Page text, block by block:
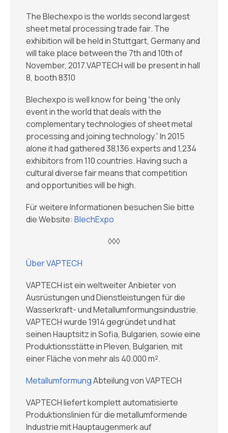
The Blechexpo is the worlds second largest
sheet metal processing trade fair. The
exhibition will be held in Stuttgart, Germany and
will take place between the 7th and 10th of
November, 2017.VAPTECH will be present in hall
8, booth 8310
Blechexpo is well know for being “the only
event in the world that deals with the
complementary technologies of sheet metal
processing and joining technology.” In 2015
alone it had gathered 38,136 experts and 1,234
exhibitors from 110 countries. Having such a
cultural diverse fair means that competition
and opportunities will be high.
Für weitere Informationen besuchen Sie bitte
die Website: BlechExpo
◊◊◊
Über VAPTECH
VAPTECH ist ein weltweiter Anbieter von
Ausrüstungen und Dienstleistungen für die
Wasserkraft- und Metallumformungsindustrie.
VAPTECH wurde 1914 gegründet und hat
seinen Hauptsitz in Sofia, Bulgarien, sowie eine
Produktionsstätte in Pleven, Bulgarien, mit
einer Fläche von mehr als 40.000 m².
MetallumformungAbteilung von VAPTECH
VAPTECH liefert komplett automatisierte
Produktionslinien für die metallumformende
Industrie mit Hauptaugenmerk auf